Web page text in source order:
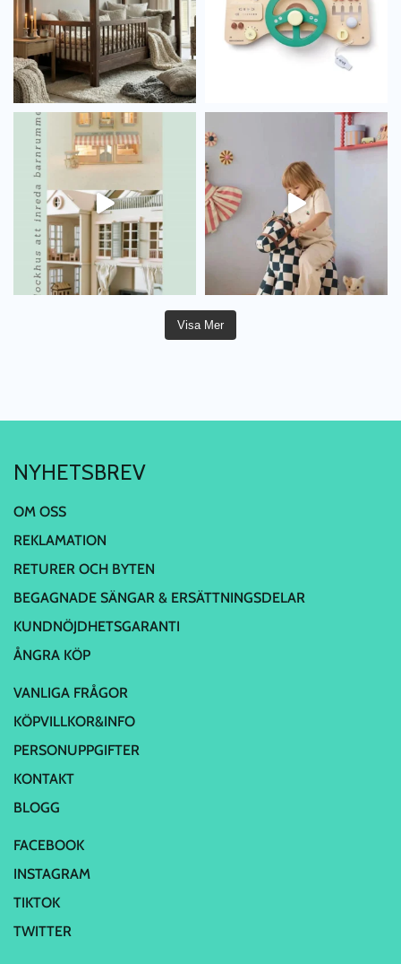
Visa Mer
NYHETSBREV
OM OSS
REKLAMATION
RETURER OCH BYTEN
BEGAGNADE SÄNGAR & ERSÄTTNINGSDELAR
KUNDNÖJDHETSGARANTI
ÅNGRA KÖP
VANLIGA FRÅGOR
KÖPVILLKOR&INFO
PERSONUPPGIFTER
KONTAKT
BLOGG
FACEBOOK
INSTAGRAM
TIKTOK
TWITTER